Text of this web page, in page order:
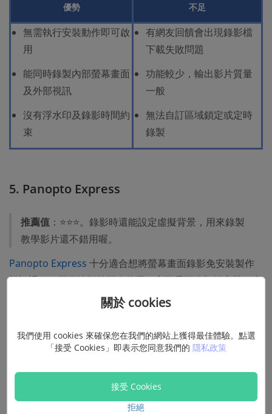
優勢 不足
無需執行安裝動作即可啟
用
能同時錄製內部螢幕畫面
及外部視訊
沒有浮水印及錄影時間約
束
有網友回饋會出現錄影檔
下載失敗問題
功能較少，輸出影片質量
一般
無法自訂區域鎖定或定時
錄製
5. Panopto Express
推薦值 ：⭐⭐⭐。錄影時還能設定虛擬背景，用來錄製
教學影片還不錯用喔。
Panopto Express 十分適合想將螢幕畫面錄影免安裝製作
視訊課程、工作簡報的朋友使用。它不需要你額外安裝，也
不用創建帳戶，在側錄電腦活動時也不會限制錄影時間。
援自訂解析度輸出分享影片至 YouTube、Google
Classroom 等社群媒體 。倘若你需要找到是一款用於
優質線上函授課的錄影工具，不妨淺嘗一試喔。
關於 cookies
我們使用 cookies 來確保您在我們的網站上獲得最佳體驗。點選
「接受 Cookies」即表示您同意我們的 隱私政策
接受 Cookies
拒絕